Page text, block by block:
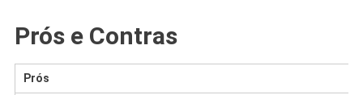
Prós e Contras
Prós